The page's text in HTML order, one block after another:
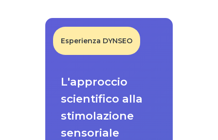
Esperienza DYNSEO
L'approccio
scientifico alla
stimolazione
sensoriale